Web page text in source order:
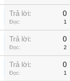
Trả lời: 0
Đọc: 1
Trả lời: 0
Đọc: 2
Trả lời: 0
Đọc: 1